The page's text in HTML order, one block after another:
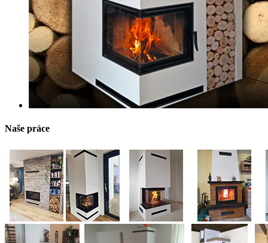
Naše práce